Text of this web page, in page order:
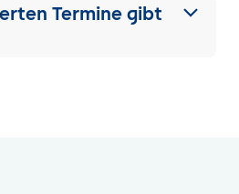
Termine gibt